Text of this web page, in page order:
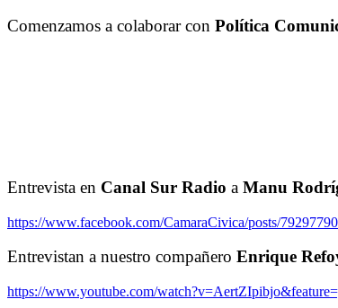
Comenzamos a colaborar con Política
Entrevista en Canal Sur Radio a Manu
https://www.facebook.com/CamaraCivica/posts/
Entrevistan a nuestro compañero Enrique
https://www.youtube.com/